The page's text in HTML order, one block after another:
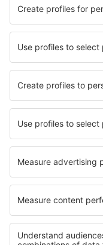
Licenciado
Loreto (LTO)
Los Cabos (SJD)
Manuel
Manuel
Matamoros
Don Miguel
Minatitlan
Venustiano